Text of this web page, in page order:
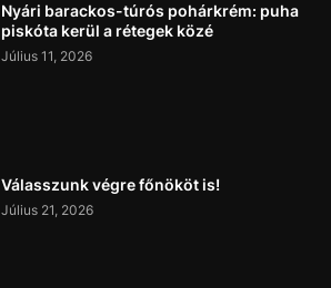
Nyári barackos-túrós pohárkrém: puha
piskóta kerül a rétegek közé
Július 11, 2026
Válasszunk végre főnököt is!
Július 21, 2026